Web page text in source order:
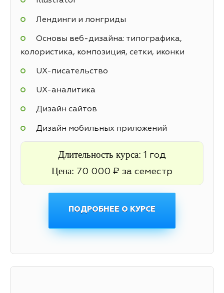
Лендинги и лонгриды
Основы веб-дизайна: типографика,
колористика, композиция, сетки, иконки
UX-писательство
UX-аналитика
Дизайн сайтов
Дизайн мобильных приложений
Длительность курса: 1 год
Цена: 70 000 ₽ за семестр
ПОДРОБНЕЕ О КУРСЕ